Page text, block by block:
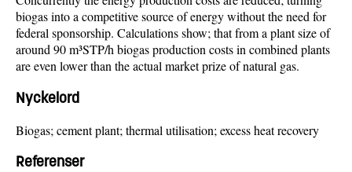
biogas into a competitive source of energy without the need for
federal sponsorship. Calculations show; that from a plant size of
around 90 m³STP/h biogas production costs in combined plants
are even lower than the actual market prize of natural gas.
Nyckelord
Biogas; cement plant; thermal utilisation; excess heat recovery
Referenser